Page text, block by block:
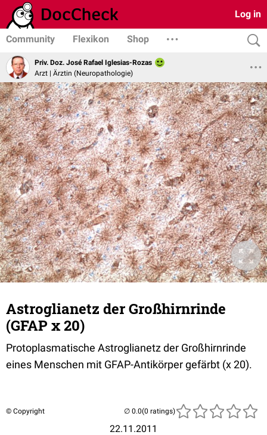
Log in
Community Flexikon Shop
Priv. Doz. José Rafael Iglesias-Rozas
Arzt | Ärztin (Neuropathologie)
Astroglianetz der Großhirnrinde
(GFAP x 20)
Protoplasmatische Astroglianetz der Großhirnrinde
eines Menschen mit GFAP-Antikörper gefärbt (x 20).
© Copyright
22.11.2011
(0 ratings)